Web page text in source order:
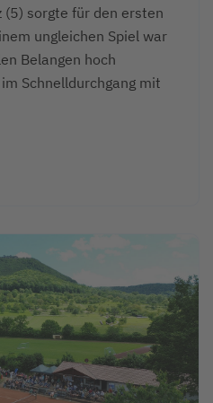
(5) sorgte für den ersten
ungleichen Spiel war
Belangen hoch
Schnelldurchgang mit